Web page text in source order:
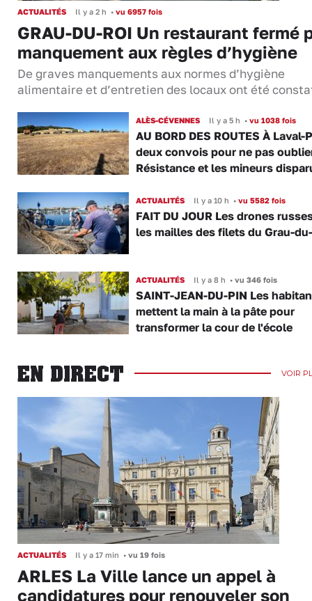
ACTUALITÉS Il y a 2 h • vu 6957 fois
GRAU-DU-ROI Un restaurant fermé
manquement aux règles d’hygiène
De graves manquements aux normes d’hygiène
alimentaire et d’entretien des locaux ont été
ALÈS-CÉVENNES Il y a 5 h •vu 1038 fois
AU BORD DES ROUTES À Laval-
deux convois pour ne pas
Résistance et les mineurs
ACTUALITÉS Il y a 10 h •vu 5582 fois
FAIT DU JOUR Les drones
les mailles des filets du Grau-
ACTUALITÉS Il y a 8 h •vu 346 fois
SAINT-JEAN-DU-PIN Les
mettent la main à la pâte pour
transformer la cour de l'école
EN DIRECT VOIR
ACTUALITÉS Il y a 17 min • vu 19 fois
ARLES La Ville lance un appel à
candidatures pour renouveler son